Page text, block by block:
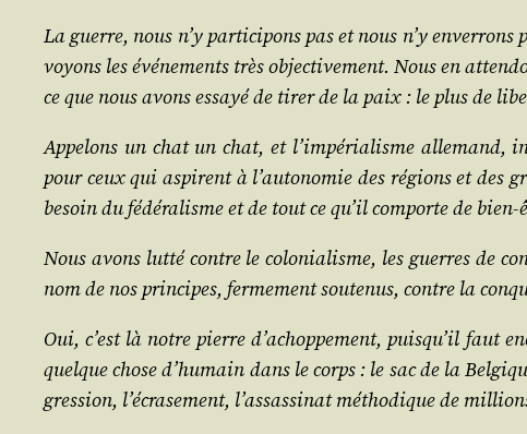
La guerre, nous n’y par­ti­ci­pons pas et nous n’y
voyons les évé­ne­ments très objec­ti­ve­ment. Nous en
ce que nous avons essayé de tirer de la paix : le plus de
Appe­lons un chat un chat, et l’im­pé­ria­lisme alle­mand,
pour ceux qui aspirent à l’au­to­no­mie des régions et
besoin du fédé­ra­lisme et de tout ce qu’il com­porte de
Nous avons lut­té contre le colo­nia­lisme, les guerres de
nom de nos prin­cipes, fer­me­ment sou­te­nus, contre la
Oui, c’est là notre pierre d’a­chop­pe­ment, puis­qu’il faut
quelque chose d’hu­main dans le corps : le sac de la
gres­sion, l’é­cra­se­ment, l’as­sas­si­nat métho­dique de